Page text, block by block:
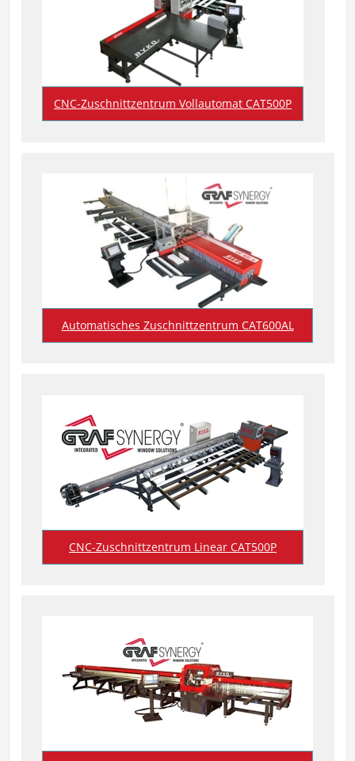
CNC-Zuschnittzentrum Vollautomat CAT500P
Automatisches Zuschnittzentrum CAT600AL
CNC-Zuschnittzentrum Linear CAT500P